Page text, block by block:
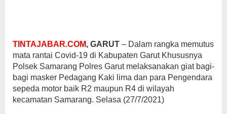
TINTAJABAR.COM, GARUT – Dalam rangka memutus
mata rantai Covid-19 di Kabupaten Garut Khususnya
Polsek Samarang Polres Garut melaksanakan giat bagi-
bagi masker Pedagang Kaki lima dan para Pengendara
sepeda motor baik R2 maupun R4 di wilayah
kecamatan Samarang. Selasa (27/7/2021)